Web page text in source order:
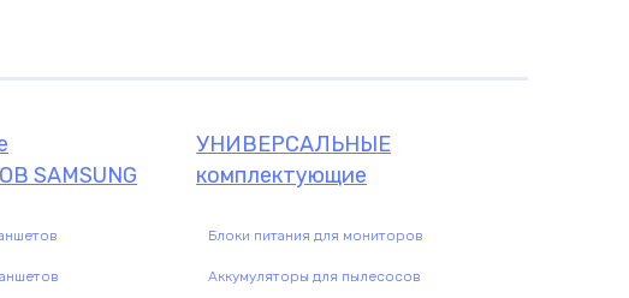
SAMSUNG
УНИВЕРСАЛЬНЫЕ
комплектующие
Блоки питания для мониторов
Аккумуляторы для пылесосов